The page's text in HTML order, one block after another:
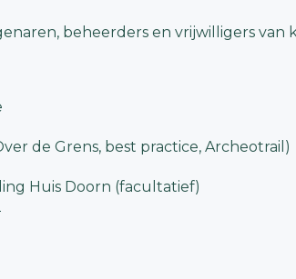
beheerders en vrijwilligers
de Grens, best practice, Archeotrail)
Huis Doorn (facultatief)